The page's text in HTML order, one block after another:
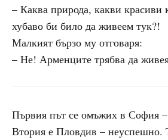
– Каква природа, какви
хубаво би било да живеем тук?!
Малкият бързо му отговаря:
– Не! Арменците трябва да
Първия път се омъжих в София
Втория е Пловдив – неуспешно.